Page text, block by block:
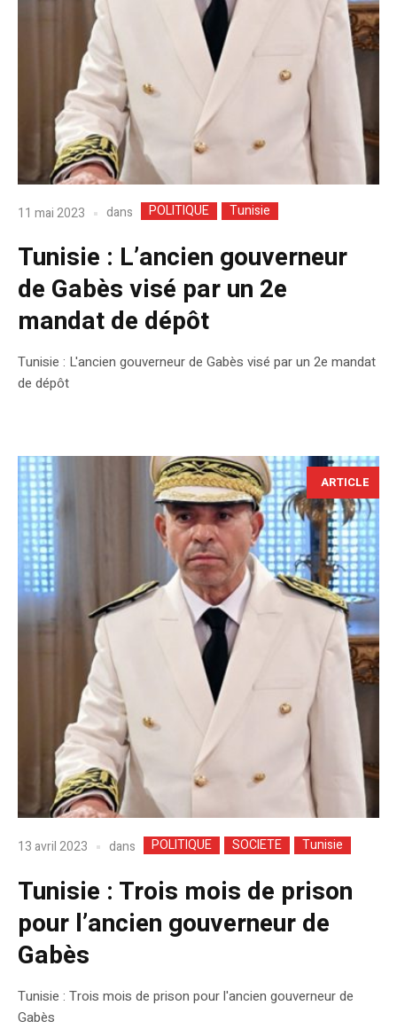
11 mai 2023 dans POLITIQUE Tunisie
Tunisie : L’ancien gouverneur
de Gabès visé par un 2e
mandat de dépôt
Tunisie : L'ancien gouverneur de Gabès visé par un 2e mandat
de dépôt
ARTICLE
13 avril 2023 dans POLITIQUE SOCIETE Tunisie
Tunisie : Trois mois de prison
pour l’ancien gouverneur de
Gabès
Tunisie : Trois mois de prison pour l'ancien gouverneur de
Gabès